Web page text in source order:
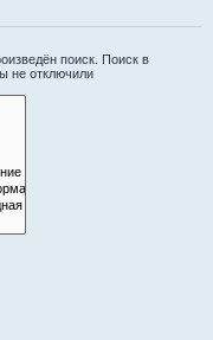
поиск. Поиск в
не отключили